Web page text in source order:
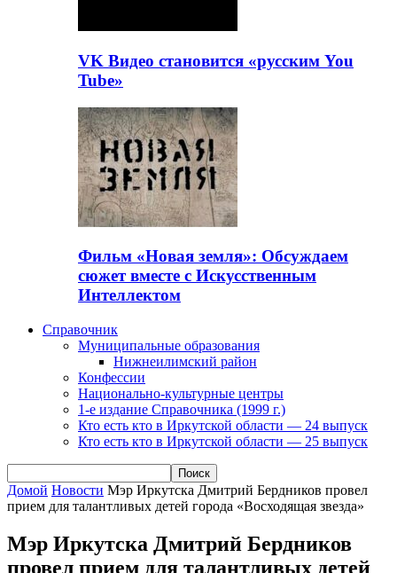
VK Видео становится «русским You
Tube»
Фильм «Новая земля»: Обсуждаем
сюжет вместе с Искусственным
Интеллектом
Справочник
Муниципальные образования
Нижнеилимский район
Конфессии
Национально-культурные центры
1-е издание Справочника (1999 г.)
Кто есть кто в Иркутской области — 24 выпуск
Кто есть кто в Иркутской области — 25 выпуск
Домой Новости Мэр Иркутска Дмитрий Бердников провел
прием для талантливых детей города «Восходящая звезда»
Мэр Иркутска Дмитрий Бердников
провел прием для талантливых детей